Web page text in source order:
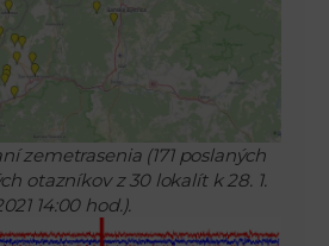
zemetrasenia (171 poslaných
otazníkov z 30 lokalít k 28. 1.
14:00 hod.).